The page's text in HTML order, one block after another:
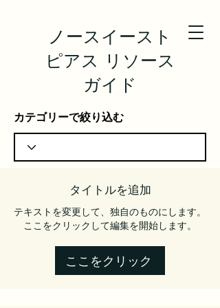
ノースイースト
ピアス リソース
ガイド
カテゴリーで絞り込む
タイトルを追加
テキストを変更して、独自のものにします。
ここをクリックして編集を開始します。
ここをクリック